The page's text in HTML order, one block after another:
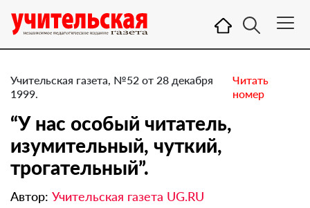
Учительская газета, №52 от 28 декабря
1999.
Читать
номер
“У нас особый читатель,
изумительный, чуткий,
трогательный”.
Автор: Учительская газета UG.RU